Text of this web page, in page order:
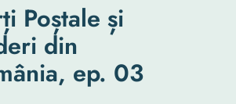
Poștale și
din
ep. 03